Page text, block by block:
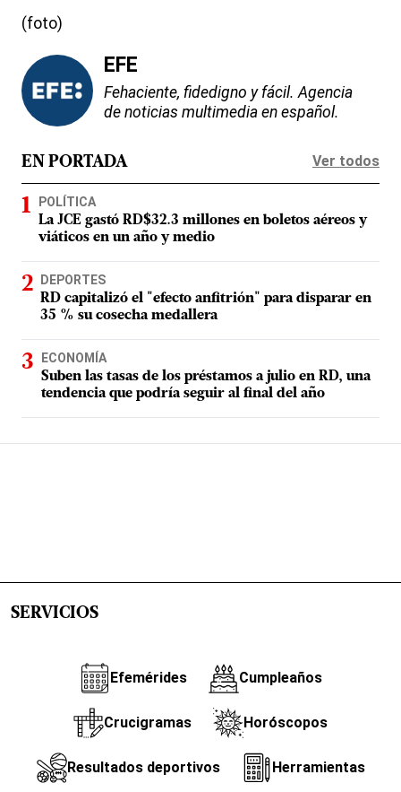
(foto)
EFE
Fehaciente, fidedigno y fácil. Agencia
de noticias multimedia en español.
EN PORTADA Ver todos
POLÍTICA
La JCE gastó RD$32.3 millones en boletos aéreos y
viáticos en un año y medio
DEPORTES
RD capitalizó el "efecto anfitrión" para disparar en
35 % su cosecha medallera
ECONOMÍA
Suben las tasas de los préstamos a julio en RD, una
tendencia que podría seguir al final del año
SERVICIOS
Efemérides Cumpleaños
Crucigramas Horóscopos
Resultados deportivos Herramientas